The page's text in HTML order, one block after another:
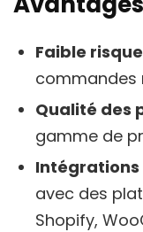
Faible risque
commandes
Qualité des
gamme de
avec des
Shopify,